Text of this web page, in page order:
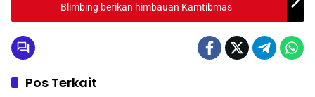
Blimbing berikan himbauan Kamtibmas
Pos Terkait